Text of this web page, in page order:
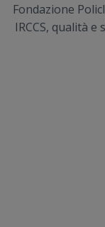
Fondazione
IRCCS, qualità